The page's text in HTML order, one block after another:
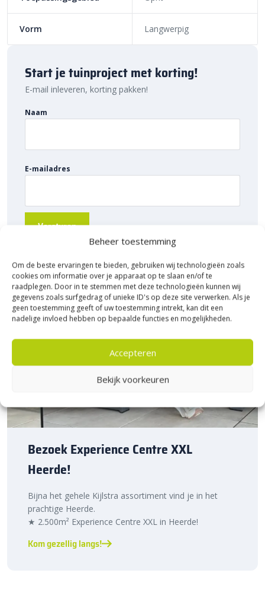
Beheer toestemming
Om de beste ervaringen te bieden, gebruiken wij technologieën zoals
cookies om informatie over je apparaat op te slaan en/of te
raadplegen. Door in te stemmen met deze technologieën kunnen wij
gegevens zoals surfgedrag of unieke ID's op deze site verwerken. Als je
geen toestemming geeft of uw toestemming intrekt, kan dit een
nadelige invloed hebben op bepaalde functies en mogelijkheden.
Accepteren
Bekijk voorkeuren
eenvoudig online. Dankzij ons brede assortiment en scherpe
de hoogwaardige kwaliteit, voordelige prijs en snelle levering bij
Sierbestratingsmarkt.com.
Vorm Langwerpig
Start je tuinproject met korting!
E-mail inleveren, korting pakken!
Naam
E-mailadres
Bezoek Experience Centre XXL
Heerde!
Bijna het gehele Kijlstra assortiment vind je in het
prachtige Heerde.
★ 2.500m² Experience Centre XXL in Heerde!
Kom gezellig langs!